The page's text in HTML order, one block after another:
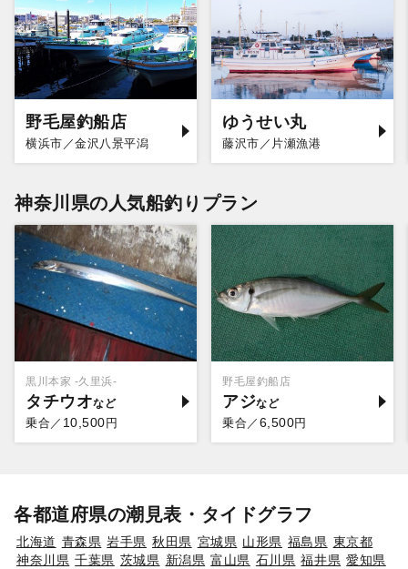
野毛屋釣船店
横浜市／金沢八景平潟
ゆうせい丸
藤沢市／片瀬漁港
神奈川県の人気船釣りプラン
黒川本家 -久里浜-
タチウオ
乗合／ 10,500円
野毛屋釣船店
アジ
乗合／ 6,500円
各都道府県の潮見表・タイドグラフ
北海道 青森県 岩手県 秋田県 宮城県 山形県 福島県 東京都
神奈川県 千葉県 茨城県 新潟県 富山県 石川県 福井県 愛知県